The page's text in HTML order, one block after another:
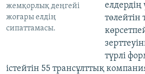
жемқорлық деңгейі
жоғары елдің
сипаттамасы.
елдердің
түрлі
істейтін 55 трансұлттық